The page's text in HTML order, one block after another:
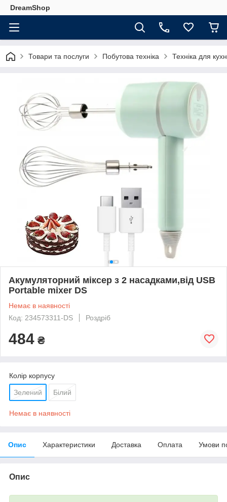
DreamShop
Товари та послуги Побутова техніка Техніка для
Акумуляторний міксер з 2 насадками,від USB
Portable mixer DS
Немає в наявності
Код: 234573311-DS
Роздріб
484 ₴
Колір корпусу
Зелений Білий
Немає в наявності
Опис Характеристики Доставка Оплата Умови
Опис